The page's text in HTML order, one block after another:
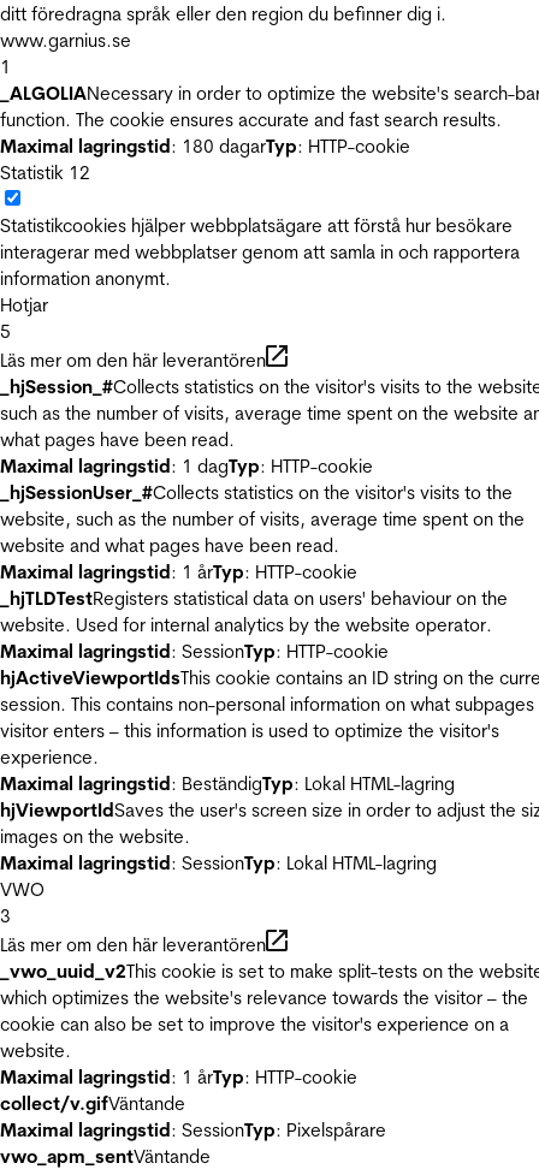
ditt föredragna språk eller den region du befinner dig i.
www.garnius.se
1
_ALGOLIANecessary in order to optimize the website's search-
function. The cookie ensures accurate and fast search results.
Maximal lagringstid: 180 dagarTyp: HTTP-cookie
Statistik 12
Statistikcookies hjälper webbplatsägare att förstå hur besökare
interagerar med webbplatser genom att samla in och rapportera
information anonymt.
Hotjar
5
Läs mer om den här leverantören
_hjSession_#Collects statistics on the visitor's visits to the
such as the number of visits, average time spent on the website
what pages have been read.
Maximal lagringstid: 1 dagTyp: HTTP-cookie
_hjSessionUser_#Collects statistics on the visitor's visits to the
website, such as the number of visits, average time spent on the
website and what pages have been read.
Maximal lagringstid: 1 årTyp: HTTP-cookie
_hjTLDTestRegisters statistical data on users' behaviour on the
website. Used for internal analytics by the website operator.
Maximal lagringstid: SessionTyp: HTTP-cookie
hjActiveViewportIdsThis cookie contains an ID string on the
session. This contains non-personal information on what
visitor enters – this information is used to optimize the visitor's
experience.
Maximal lagringstid: BeständigTyp: Lokal HTML-lagring
hjViewportIdSaves the user's screen size in order to adjust the
images on the website.
Maximal lagringstid: SessionTyp: Lokal HTML-lagring
VWO
3
Läs mer om den här leverantören
_vwo_uuid_v2This cookie is set to make split-tests on the
which optimizes the website's relevance towards the visitor – the
cookie can also be set to improve the visitor's experience on a
website.
Maximal lagringstid: 1 årTyp: HTTP-cookie
collect/v.gifVäntande
Maximal lagringstid: SessionTyp: Pixelspårare
vwo_apm_sentVäntande